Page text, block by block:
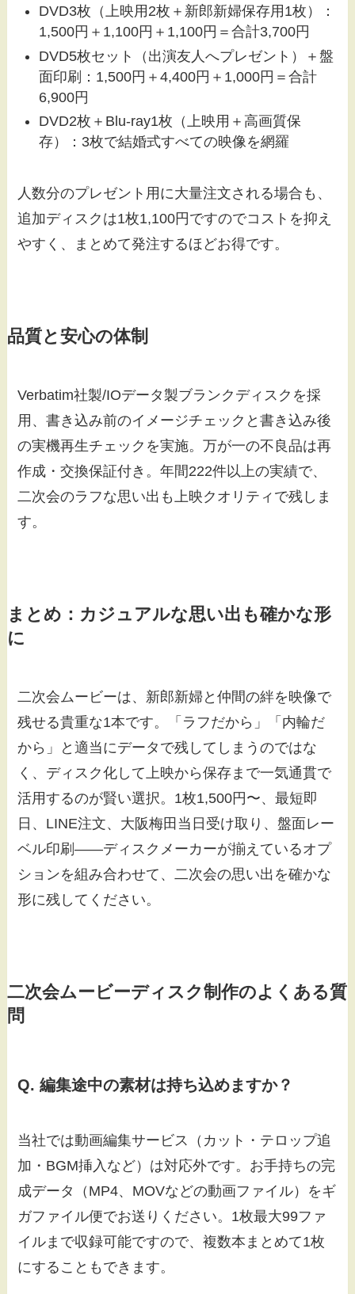
DVD3枚（上映用2枚＋新郎新婦保存用1枚）：
1,500円＋1,100円＋1,100円＝合計3,700円
DVD5枚セット（出演友人へプレゼント）＋盤
面印刷：1,500円＋4,400円＋1,000円＝合計
6,900円
DVD2枚＋Blu-ray1枚（上映用＋高画質保
存）：3枚で結婚式すべての映像を網羅
人数分のプレゼント用に大量注文される場合も、
追加ディスクは1枚1,100円ですのでコストを抑え
やすく、まとめて発注するほどお得です。
品質と安心の体制
Verbatim社製/IOデータ製ブランクディスクを採
用、書き込み前のイメージチェックと書き込み後
の実機再生チェックを実施。万が一の不良品は再
作成・交換保証付き。年間222件以上の実績で、
二次会のラフな思い出も上映クオリティで残しま
す。
まとめ：カジュアルな思い出も確かな形
に
二次会ムービーは、新郎新婦と仲間の絆を映像で
残せる貴重な1本です。「ラフだから」「内輪だ
から」と適当にデータで残してしまうのではな
く、ディスク化して上映から保存まで一気通貫で
活用するのが賢い選択。1枚1,500円〜、最短即
日、LINE注文、大阪梅田当日受け取り、盤面レー
ベル印刷――ディスクメーカーが揃えているオプ
ションを組み合わせて、二次会の思い出を確かな
形に残してください。
二次会ムービーディスク制作のよくある質
問
Q. 編集途中の素材は持ち込めますか？
当社では動画編集サービス（カット・テロップ追
加・BGM挿入など）は対応外です。お手持ちの完
成データ（MP4、MOVなどの動画ファイル）をギ
ガファイル便でお送りください。1枚最大99ファ
イルまで収録可能ですので、複数本まとめて1枚
にすることもできます。